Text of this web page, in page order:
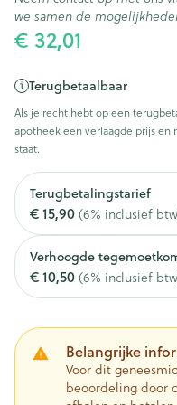
€ 32,01
Terugbetaalbaar
Als je recht hebt op een
apotheek een verlaagde prijs
staat.
Terugbetalingstarief
€ 15,90(6% inclusief
Verhoogde
€ 10,50(6% inclusief
Belangrijke
Voor dit
beoordeling door
we samen de